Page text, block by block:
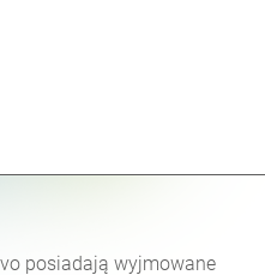
posiadają wyjmowane